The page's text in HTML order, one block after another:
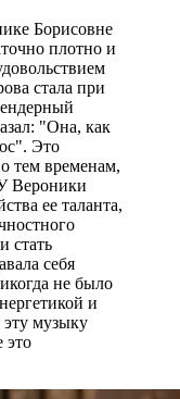
Борисовне
плотно и
стала при
"Она, как
Это
тем временам,
Вероники
ее таланта,
стать
себя
не было
и
музыку
это